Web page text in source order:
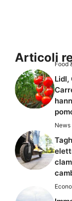
ArticoliFood
Lidl,
News